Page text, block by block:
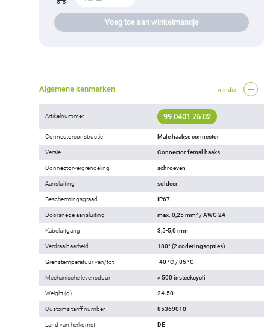
Voeg toe aan winkelmandje
Algemene kenmerken minder
Artikelnummer 99 0401 75 02
Connectorconstructie Male haakse connector
Versie Connector femal haaks
Connectorvergrendeling schroeven
Aansluiting soldeer
Beschermingsgraad IP67
Doorsnede aansluiting max. 0,25 mm² / AWG 24
Kabeluitgang 3,5-5,0 mm
Verdraaibaarheid 180° (2 coderingsopties)
Grenstemperatuur van/tot -40 °C / 85 °C
Mechanische levensduur > 500 insteekcycli
Weight (g) 24.50
Customs tariff number 85369010
Land van herkomst DE